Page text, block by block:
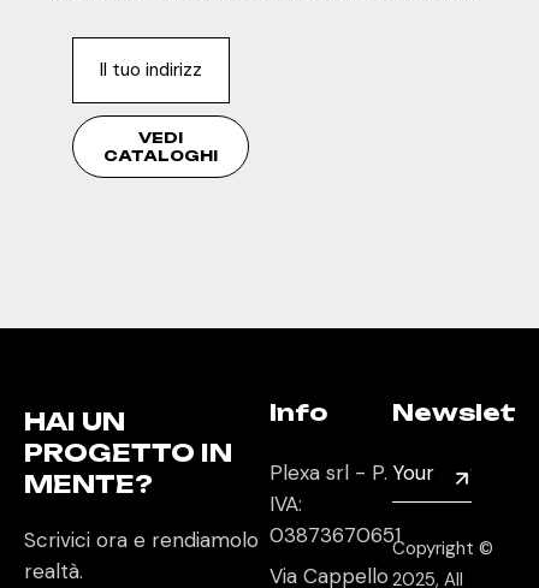
VEDI
CATALOGHI
HAI UN
PROGETTO IN
MENTE?
Scrivici ora e rendiamolo
realtà.
Info
Plexa srl - P.
IVA:
03873670651
Via Cappello
Copyright ©
2025, All